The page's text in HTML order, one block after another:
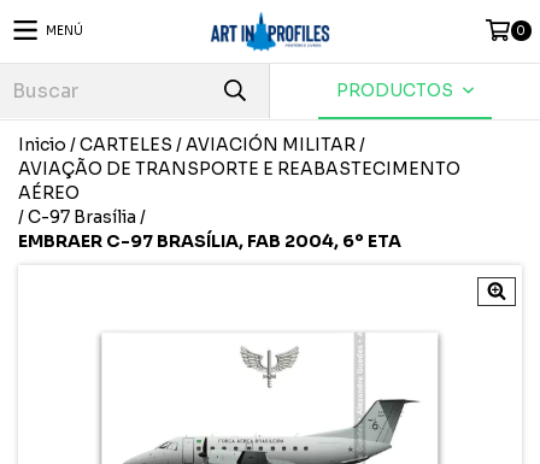
MENÚ 0
PRODUCTOS
Inicio /CARTELES /AVIACIÓN MILITAR/
AVIAÇÃO DE TRANSPORTE E REABASTECIMENTO
AÉREO
/C-97 Brasília /
EMBRAER C-97 BRASÍLIA, FAB 2004, 6º ETA